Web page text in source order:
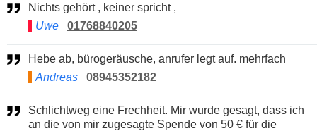
Nichts gehört , keiner spricht ,
Uwe
01768840205
Hebe ab, bürogeräusche, anrufer legt auf. mehrfach
Andreas
08945352182
Schlichtweg eine Frechheit. Mir wurde gesagt, dass ich
an die von mir zugesagte Spende von 50 € für die